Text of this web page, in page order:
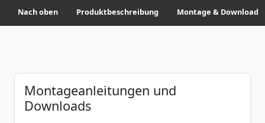
Nach oben Produktbeschreibung Montage & Downloads
Montageanleitungen und
Downloads